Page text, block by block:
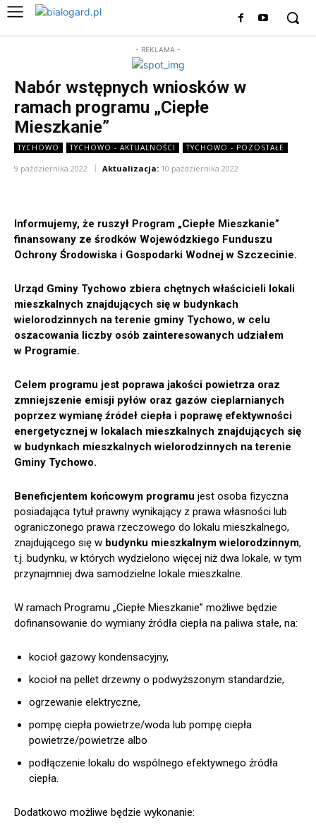
- REKLAMA -
Nabór wstępnych wniosków w
ramach programu „Ciepłe
Mieszkanie”
TYCHOWO TYCHOWO - AKTUALNOŚCI TYCHOWO - POZOSTAŁE
9 października 2022 Aktualizacja: 10 października 2022
Informujemy, że ruszył Program „Ciepłe Mieszkanie”
finansowany ze środków Wojewódzkiego Funduszu
Ochrony Środowiska i Gospodarki Wodnej w Szczecinie.
Urząd Gminy Tychowo zbiera chętnych właścicieli lokali
mieszkalnych znajdujących się w budynkach
wielorodzinnych na terenie gminy Tychowo, w celu
oszacowania liczby osób zainteresowanych udziałem
w Programie.
Celem programu jest poprawa jakości powietrza oraz
zmniejszenie emisji pyłów oraz gazów cieplarnianych
poprzez wymianę źródeł ciepła i poprawę efektywności
energetycznej w lokalach mieszkalnych znajdujących się
w budynkach mieszkalnych wielorodzinnych na terenie
Gminy Tychowo.
Beneficjentem końcowym programu jest osoba fizyczna
posiadająca tytuł prawny wynikający z prawa własności lub
ograniczonego prawa rzeczowego do lokalu mieszkalnego,
znajdującego się w budynku mieszkalnym wielorodzinnym,
t.j. budynku, w których wydzielono więcej niż dwa lokale, w tym
przynajmniej dwa samodzielne lokale mieszkalne.
W ramach Programu „Ciepłe Mieszkanie” możliwe będzie
dofinansowanie do wymiany źródła ciepła na paliwa stałe, na:
kocioł gazowy kondensacyjny,
kocioł na pellet drzewny o podwyższonym standardzie,
ogrzewanie elektryczne,
pompę ciepła powietrze/woda lub pompę ciepła
powietrze/powietrze albo
podłączenie lokalu do wspólnego efektywnego źródła
ciepła.
Dodatkowo możliwe będzie wykonanie: